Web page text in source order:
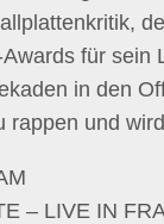
für sein
in den
rappen und
– LIVE IN